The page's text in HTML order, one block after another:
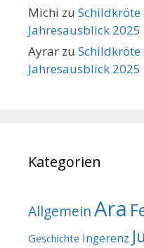
Michi zu
Jahresausblick 2025
Ayrar zu
Jahresausblick 2025
Kategorien
AllgemeinAra
Geschichte Ingerenz